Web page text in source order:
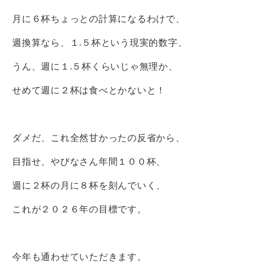
月に６杯ちょっとの計算になるわけで、
週換算なら、１.５杯という現実的数字、
うん、週に１.５杯くらいじゃ無理か、
せめて週に２杯は食べとかないと！
ダメだ、これ全然甘かったの反省から、
目指せ、やびなさん年間１００杯、
週に２杯の月に８杯を刻んでいく、
これが２０２６年の目標です。
今年も通わせていただきます。